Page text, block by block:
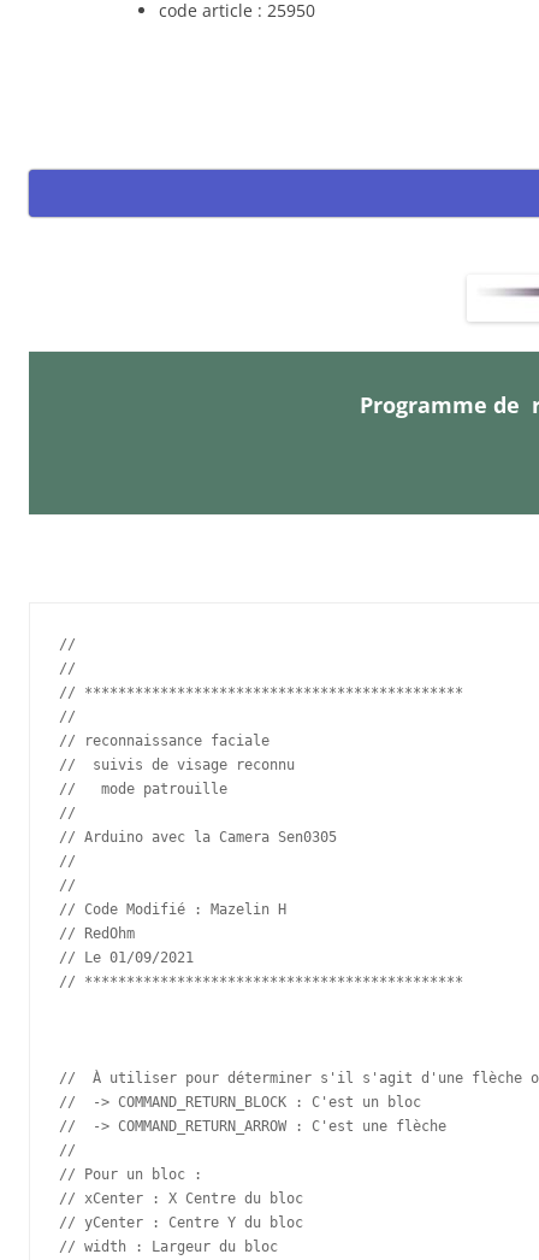
code article : 25950
Programme de
//
//
// *********************************************
//
// reconnaissance faciale
//  suivis de visage reconnu
//   mode patrouille
//
// Arduino avec la Camera Sen0305
//
//
// Code Modifié : Mazelin H
// RedOhm
// Le 01/09/2021
// *********************************************
//  À utiliser pour déterminer s'il s'agit d'une flèche
//  -> COMMAND_RETURN_BLOCK : C'est un bloc
//  -> COMMAND_RETURN_ARROW : C'est une flèche
//
// Pour un bloc :
// xCenter : X Centre du bloc
// yCenter : Centre Y du bloc
// width : Largeur du bloc